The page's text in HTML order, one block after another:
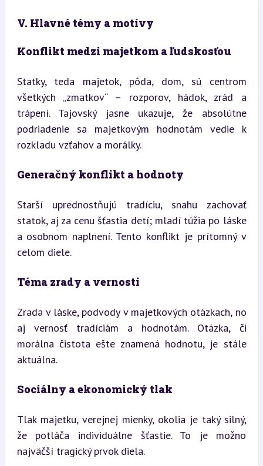
V. Hlavné témy a motívy
Konflikt medzi majetkom a ľudskosťou
Statky, teda majetok, pôda, dom, sú centrom
všetkých „zmatkov“ – rozporov, hádok, zrád a
trápení. Tajovský jasne ukazuje, že absolútne
podriadenie sa majetkovým hodnotám vedie k
rozkladu vzťahov a morálky.
Generačný konflikt a hodnoty
Starší uprednostňujú tradíciu, snahu zachovať
statok, aj za cenu šťastia detí; mladí túžia po láske
a osobnom naplnení. Tento konflikt je prítomný v
celom diele.
Téma zrady a vernosti
Zrada v láske, podvody v majetkových otázkach, no
aj vernosť tradíciám a hodnotám. Otázka, či
morálna čistota ešte znamená hodnotu, je stále
aktuálna.
Sociálny a ekonomický tlak
Tlak majetku, verejnej mienky, okolia je taký silný,
že potláča individuálne šťastie. To je možno
najväčší tragický prvok diela.